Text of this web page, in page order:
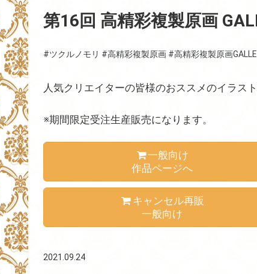
第16回 高精彩複製原画
#ツクルノモリ #高精彩複製原画 #高精彩複製原画
人気クリエイターの皆様のおススメのイラス
※期間限定受注生産販売になります。
一般向け
作品ページへ
キャンセル再販
一般向け
2021.09.24